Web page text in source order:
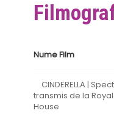
Nume Film
CINDERELLA |
transmis de la
House